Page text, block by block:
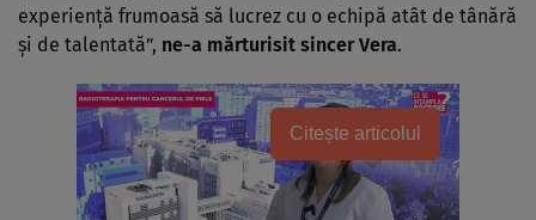
experienţă frumoasă să lucrez cu o echipă atât de tânără
şi de talentată”, ne-a mărturisit sincer Vera.
Citește articolul